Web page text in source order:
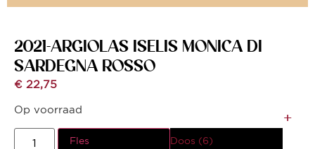
2021-ARGIOLAS ISELIS MONICA DI
SARDEGNA ROSSO
€ 22,75
Op voorraad
Fles Doos (6)